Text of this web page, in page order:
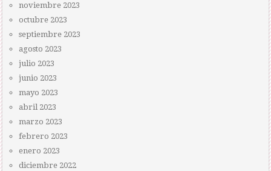
noviembre 2023
octubre 2023
septiembre 2023
agosto 2023
julio 2023
junio 2023
mayo 2023
abril 2023
marzo 2023
febrero 2023
enero 2023
diciembre 2022